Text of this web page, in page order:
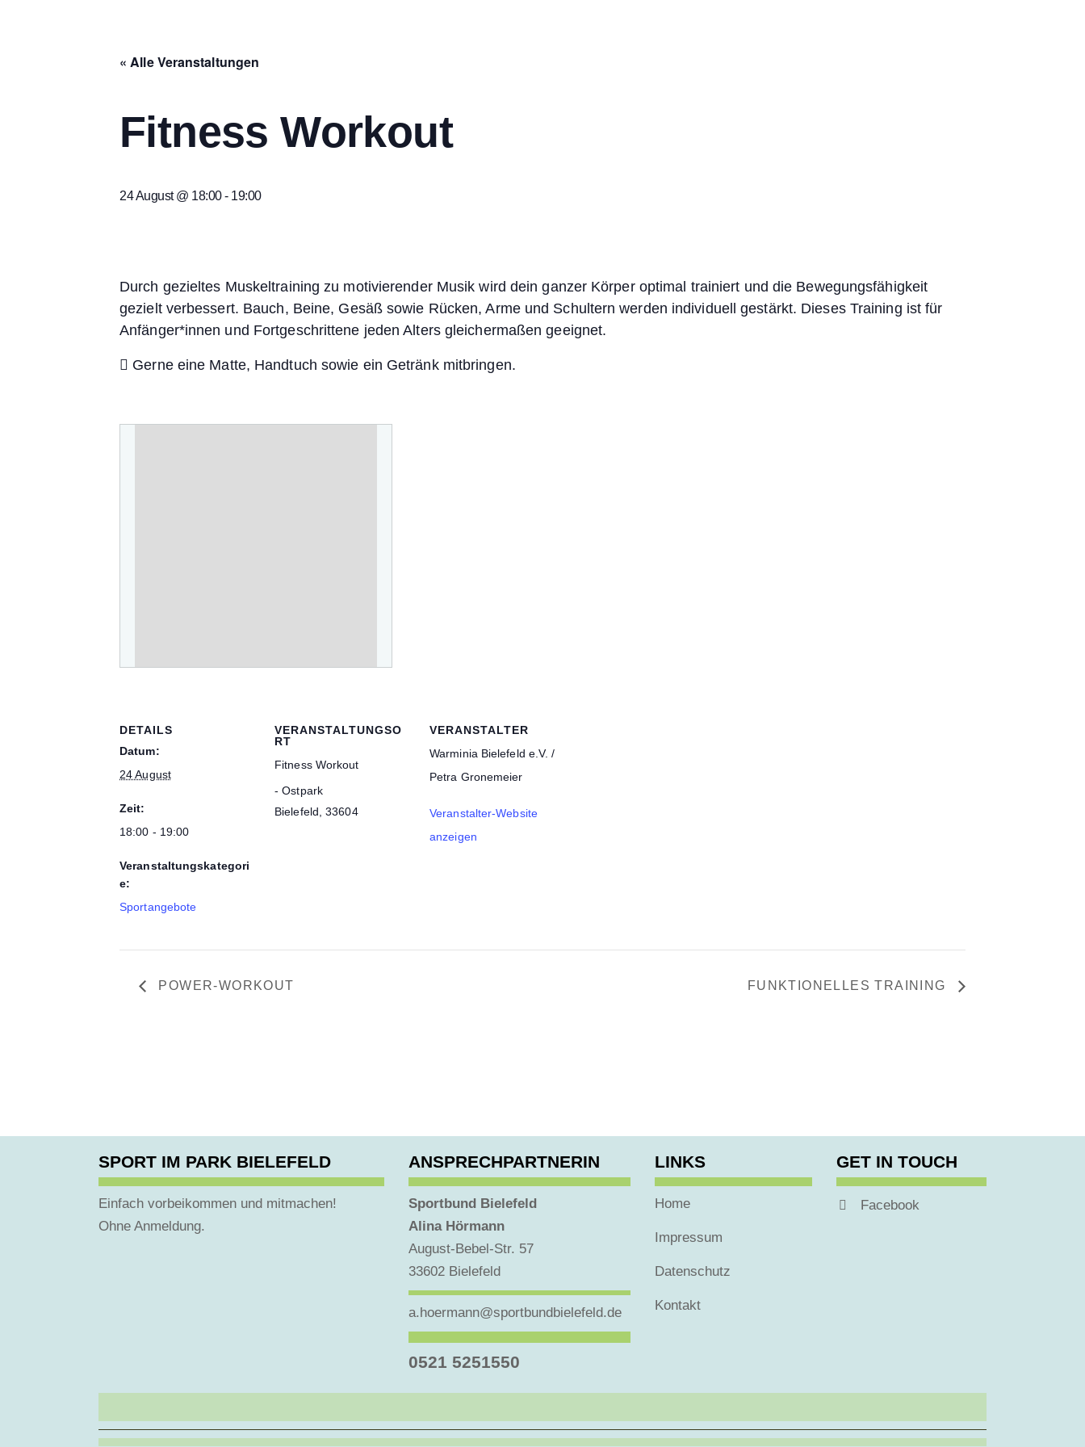
« Alle Veranstaltungen
Fitness Workout
24 August @ 18:00- 19:00
Durch gezieltes Muskeltraining zu motivierender Musik wird dein ganzer Körper optimal trainiert und die Bewegungsfähigkeit
gezielt verbessert. Bauch, Beine, Gesäß sowie Rücken, Arme und Schultern werden individuell gestärkt. Dieses Training ist für
Anfänger*innen und Fortgeschrittene jeden Alters gleichermaßen geeignet.
Gerne eine Matte, Handtuch sowie ein Getränk mitbringen.
DETAILS
Datum:
24 August
Zeit:
18:00 - 19:00
Veranstaltungskategori
e:
Sportangebote
VERANSTALTUNGSO
RT
Fitness Workout
- Ostpark
Bielefeld 33604
VERANSTALTER
Warminia Bielefeld e.V. /
Petra Gronemeier
Veranstalter-Website
anzeigen
POWER-WORKOUT FUNKTIONELLES TRAINING
SPORT IM PARK BIELEFELD
Einfach vorbeikommen und mitmachen!
Ohne Anmeldung.
ANSPRECHPARTNERIN
Sportbund Bielefeld
Alina Hörmann
August-Bebel-Str. 57
33602 Bielefeld
a.hoermann@sportbundbielefeld.de
0521 5251550
LINKS
Home
Impressum
Datenschutz
Kontakt
GET IN TOUCH
Facebook